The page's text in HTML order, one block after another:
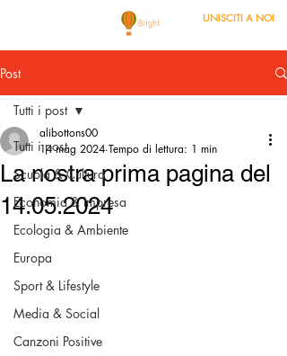
UNISCITI A NOI
Post
Tutti i post
Scuola & Cultura
Economia & Impresa
Ecologia & Ambiente
Europa
Sport & Lifestyle
Media & Social
Canzoni Positive
Tutti i post
La nostra prima pagina del
14.05.2024
alibottons00
14 mag 2024 Tempo di lettura: 1 min